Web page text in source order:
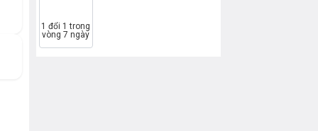
1 đổi 1 trong
vòng 7 ngày